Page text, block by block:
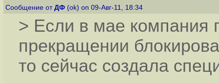
Сообщение от ДФ (ok) on 09-Авг-11, 18:34
> Если в мае компания
прекращении
то сейчас создала